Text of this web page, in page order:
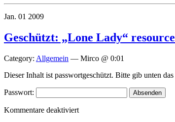
Jan. 01 2009
Geschützt: „Lone Lady“
Category: Allgemein — Mirco @ 0:01
Dieser Inhalt ist passwortgeschützt. Bitte gib unten
Passwort:
Kommentare deaktiviertfür